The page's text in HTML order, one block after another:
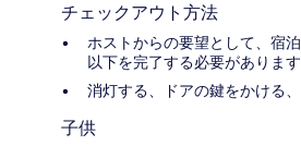
チェックアウト方法
ホストからの要望として、宿
以下を完了する必要がありま
消灯する、ドアの鍵をかける
子供